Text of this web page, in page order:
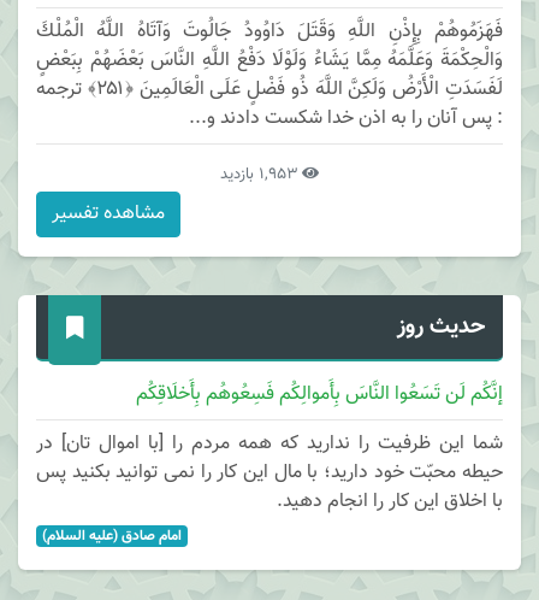
فَهَزَمُوهُمْ بِإِذْنِ اللَّهِ وَقَتَلَ دَاوُودُ جَالُوتَ وَآتَاهُ اللَّهُ الْمُلْكَ
وَالْحِكْمَةَ وَعَلَّمَهُ مِمَّا يَشَاءُ وَلَوْلَا دَفْعُ اللَّهِ النَّاسَ بَعْضَهُمْ بِبَعْضٍ
لَفَسَدَتِ الْأَرْضُ وَلَكِنَّ اللَّهَ ذُو فَضْلٍ عَلَى الْعَالَمِينَ ﴿۲۵۱﴾ ترجمه
: پس آنان را به اذن خدا شكست دادند و...
مشاهده تفسیر
حدیث روز
إنَّکُم لَن تَسَعُوا النَّاسَ بِأَموالِکُم فَسِعُوهُم بِأَخلَاقِکُم
شما این ظرفیت را ندارید که همه مردم را [با اموال تان] در
حیطه محبّت خود دارید؛ با مال این کار را نمی توانید بکنید پس
با اخلاق این کار را انجام دهید.
امام صادق (علیه السلام)